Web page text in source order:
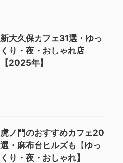
新大久保カフェ31選・ゆっ
くり・夜・おしゃれ店
【2025年】
虎ノ門のおすすめカフェ20
選・麻布台ヒルズも【ゆっ
くり・夜・おしゃれ】